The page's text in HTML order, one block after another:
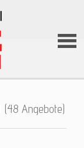
Home
(48 Angebote)